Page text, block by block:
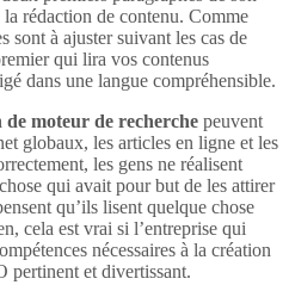
rédaction de contenu. Comme
sont à ajuster suivant les cas de
qui lira vos contenus
dans une langue compréhensible.
de moteur de recherche peuvent
globaux, les articles en ligne et les
les gens ne réalisent
qui avait pour but de les attirer
qu’ils lisent quelque chose
cela est vrai si l’entreprise qui
nécessaires à la création
pertinent et divertissant.